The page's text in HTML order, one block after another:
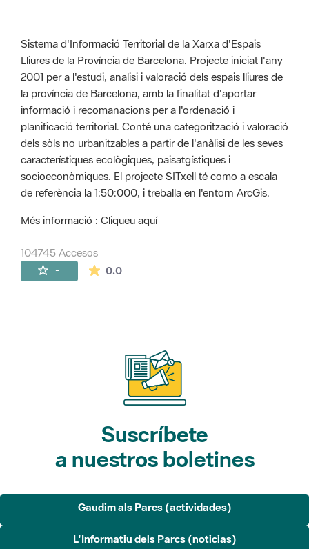
Sistema d'Informació Territorial de la Xarxa d'Espais
Lliures de la Província de Barcelona. Projecte iniciat l'any
2001 per a l'estudi, analisi i valoració dels espais lliures de
la província de Barcelona, amb la finalitat d'aportar
informació i recomanacions per a l'ordenació i
planificació territorial. Conté una categorització i valoració
dels sòls no urbanitzables a partir de l'anàlisi de les seves
característiques ecològiques, paisatgístiques i
socioeconòmiques. El projecte SITxell té como a escala
de referència la 1:50:000, i treballa en l'entorn ArcGis.
Més informació : Cliqueu aquí
104745 Accesos
- 0.0La valoración media es de 0 estrellas de
Suscríbete
a nuestros boletines
Gaudim als Parcs (actividades)
L'Informatiu dels Parcs (noticias)